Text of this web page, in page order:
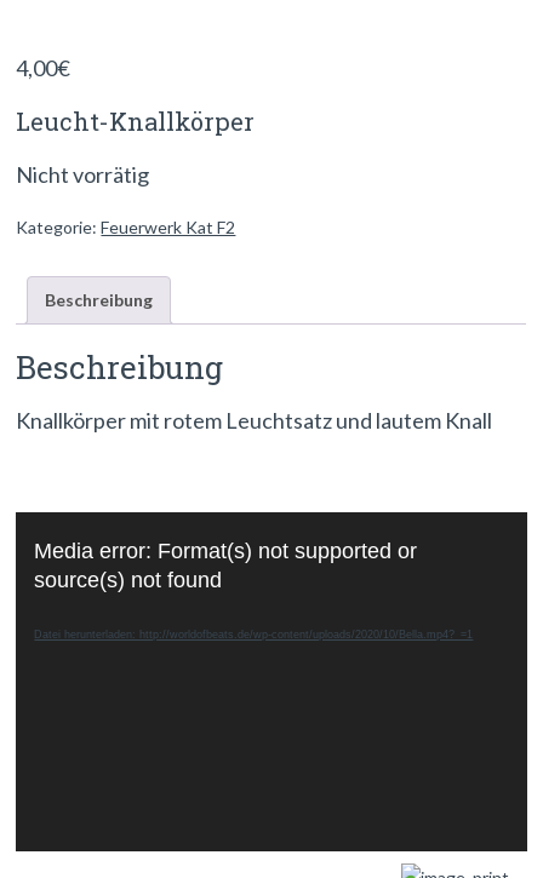
4,00€
Leucht-Knallkörper
Nicht vorrätig
Kategorie:Feuerwerk Kat F2
Beschreibung
Beschreibung
Knallkörper mit rotem Leuchtsatz und lautem Knall
Player
Media error: Format(s) not supported or
source(s) not found
Datei herunterladen: http://worldofbeats.de/wp-content/uploads/2020/10/Bella.mp4?_=1